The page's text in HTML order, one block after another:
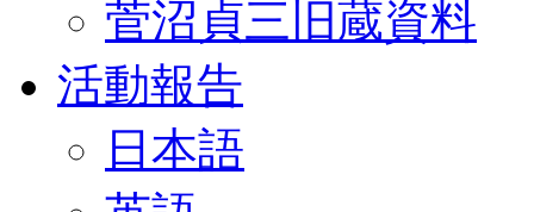
菅沼貞三旧蔵資料
活動報告
日本語